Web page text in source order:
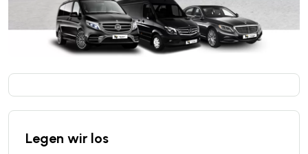
Legen wir los